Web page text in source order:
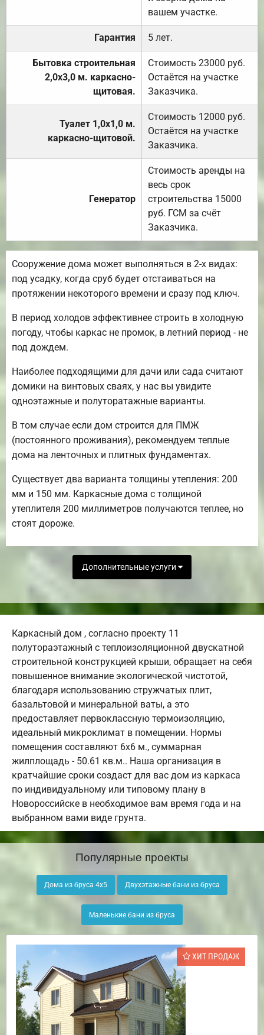
вашем участке.
Гарантия 5 лет.
Бытовка строительная
2,0х3,0 м. каркасно-
щитовая.
Стоимость 23000 руб.
Остаётся на участке
Заказчика.
Туалет 1,0х1,0 м.
каркасно-щитовой.
Стоимость 12000 руб.
Остаётся на участке
Заказчика.
Генератор
Стоимость аренды на
весь срок
строительства 15000
руб. ГСМ за счёт
Заказчика.
Сооружение дома может выполняться в 2-х видах:
под усадку, когда сруб будет отстаиваться на
протяжении некоторого времени и сразу под ключ.
В период холодов эффективнее строить в холодную
погоду, чтобы каркас не промок, в летний период - не
под дождем.
Наиболее подходящими для дачи или сада считают
домики на винтовых сваях, у нас вы увидите
одноэтажные и полуторатажные варианты.
В том случае если дом строится для ПМЖ
(постоянного проживания), рекомендуем теплые
дома на ленточных и плитных фундаментах.
Существует два варианта толщины утепления: 200
мм и 150 мм. Каркасные дома с толщиной
утеплителя 200 миллиметров получаются теплее, но
стоят дороже.
Дополнительные услуги
Каркасный дом , согласно проекту 11
полутораэтажный с теплоизоляционной двускатной
строительной конструкцией крыши, обращает на себя
повышенное внимание экологической чистотой,
благодаря использованию стружчатых плит,
базальтовой и минеральной ваты, а это
предоставляет первоклассную термоизоляцию,
идеальный микроклимат в помещении. Нормы
помещения составляют 6х6 м., суммарная
жилплощадь - 50.61 кв.м.. Наша организация в
кратчайшие сроки создаст для вас дом из каркаса
по индивидуальному или типовому плану в
Новороссийске в необходимое вам время года и на
выбранном вами виде грунта.
Популярные проекты
Дома из бруса 4х5 Двухэтажные бани из бруса
Маленькие бани из бруса
ХИТ ПРОДАЖ